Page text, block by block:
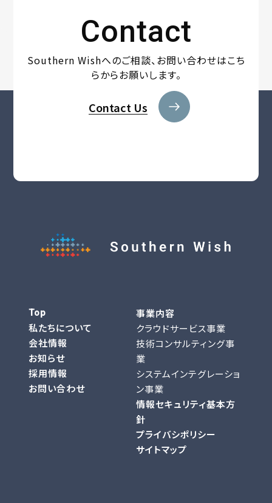
Contact
Southern Wishへのご相談、お問い合わせはこち
らからお願いします。
Contact Us
Top
私たちについて
会社情報
お知らせ
採用情報
お問い合わせ
事業内容
クラウドサービス事業
技術コンサルティング事
業
システムインテグレーショ
ン事業
情報セキュリティ基本方
針
プライバシポリシー
サイトマップ